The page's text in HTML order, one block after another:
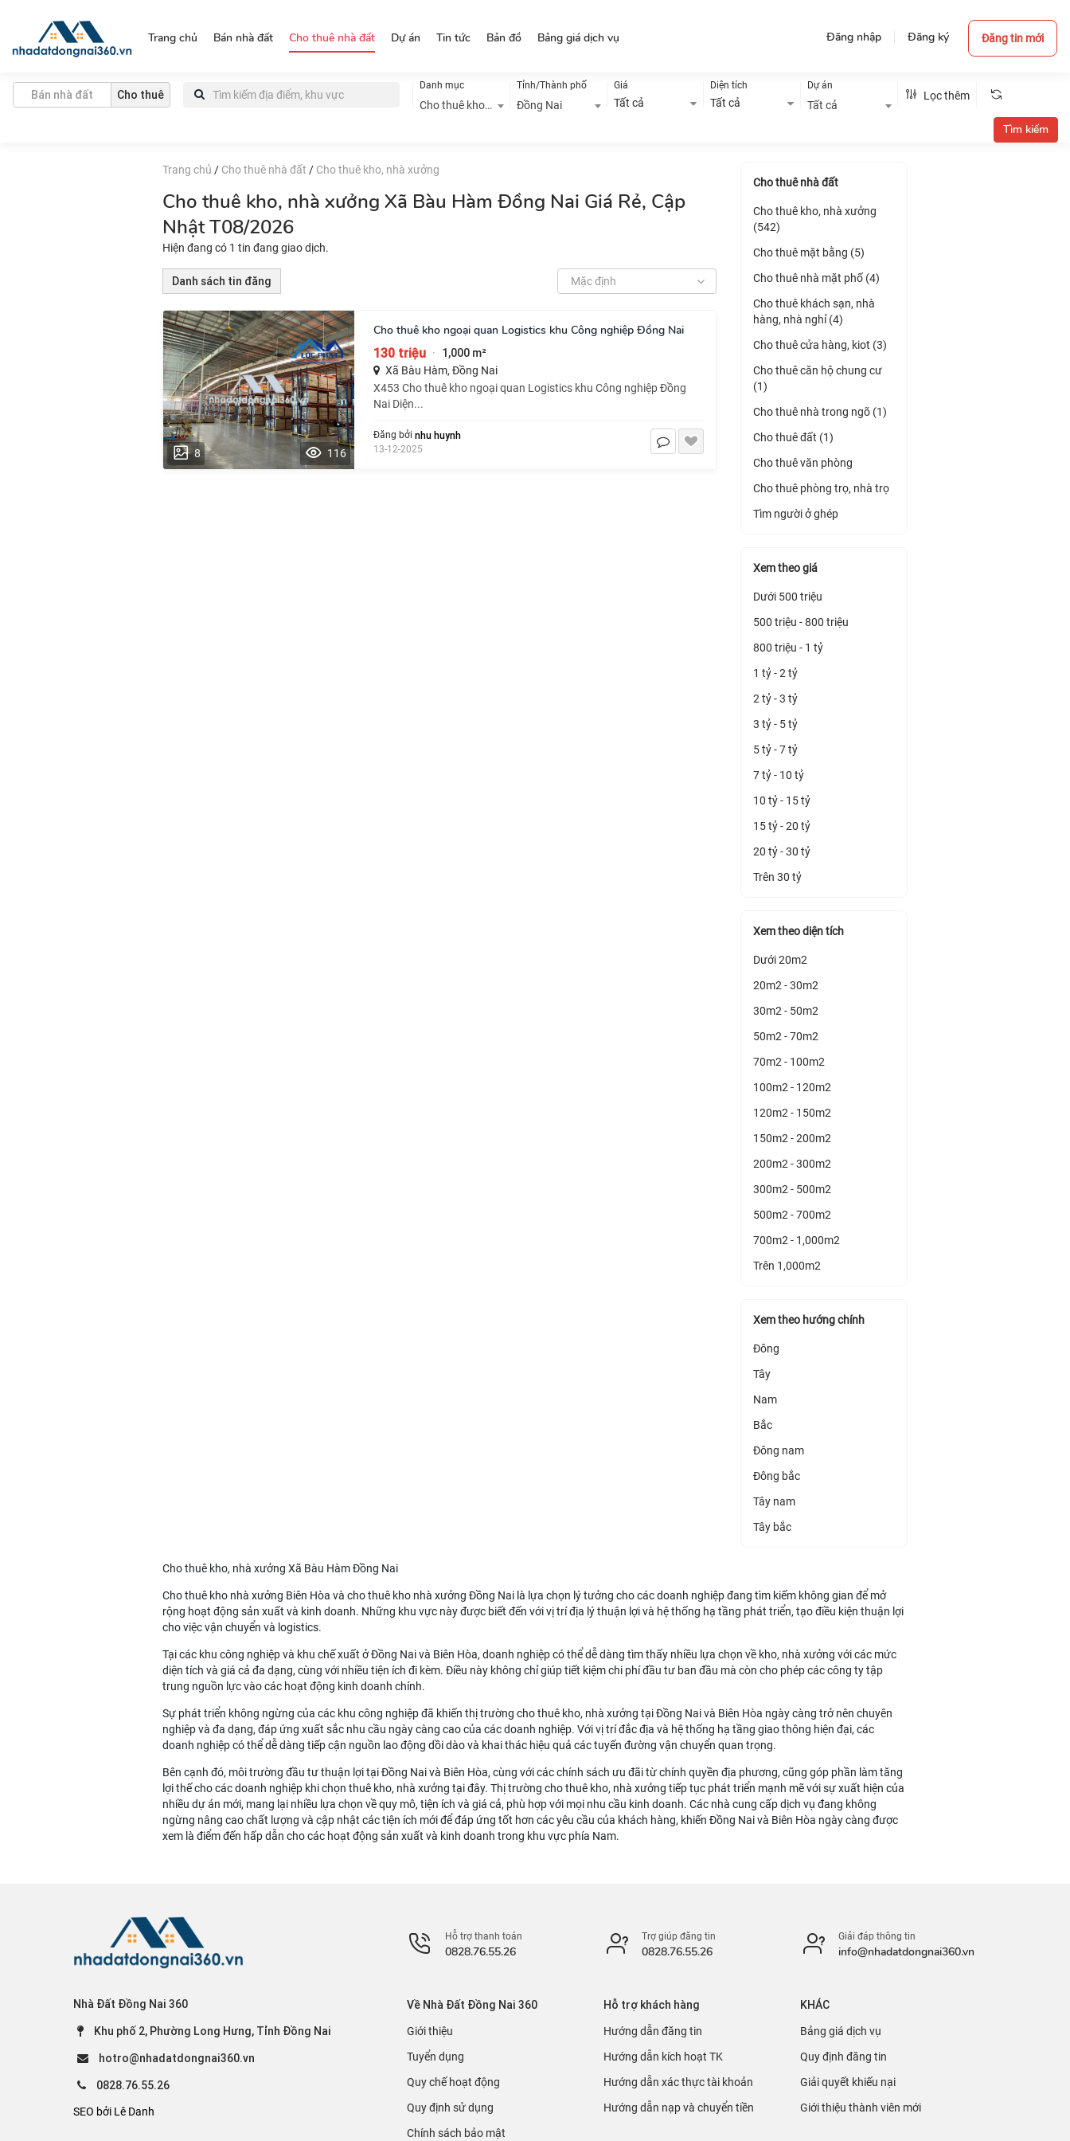
Đăng nhập Đăng ký Đăng tin mới
Trang chủ Bán nhà đất Cho thuê nhà đất Dự án Tin tức Bản đồ Bảng giá dịch vụ
Bán nhà đất Cho thuê
Danh mục
Cho thuê kho, nhà xưởng
Tỉnh/Thành phố
Đồng Nai
Giá
Tất cả
Diện tích
Tất cả
Dự án
Tất cả
Lọc thêm
Trang chủ / Cho thuê nhà đất / Cho thuê kho, nhà xưởng
Cho thuê kho, nhà xưởng Xã Bàu Hàm Đồng Nai Giá Rẻ, Cập
Nhật T08/2026
Hiện đang có 1 tin đang giao dịch.
Danh sách tin đăng Mặc định
8 116
Cho thuê kho ngoại quan Logistics khu Công nghiệp Đồng Nai
130 triệu · 1,000 m²
Xã Bàu Hàm, Đồng Nai
X453 Cho thuê kho ngoại quan Logistics khu Công nghiệp Đồng
Nai Diện...
Đăng bởi nhu huynh
13-12-2025
Cho thuê nhà đất
Cho thuê kho, nhà xưởng
(542)
Cho thuê mặt bằng (5)
Cho thuê nhà mặt phố (4)
Cho thuê khách sạn, nhà
hàng, nhà nghỉ (4)
Cho thuê cửa hàng, kiot (3)
Cho thuê căn hộ chung cư
(1)
Cho thuê nhà trong ngõ (1)
Cho thuê đất (1)
Cho thuê văn phòng
Cho thuê phòng trọ, nhà trọ
Tìm người ở ghép
Xem theo giá
Dưới 500 triệu
500 triệu - 800 triệu
800 triệu - 1 tỷ
1 tỷ - 2 tỷ
2 tỷ - 3 tỷ
3 tỷ - 5 tỷ
5 tỷ - 7 tỷ
7 tỷ - 10 tỷ
10 tỷ - 15 tỷ
15 tỷ - 20 tỷ
20 tỷ - 30 tỷ
Trên 30 tỷ
Xem theo diện tích
Dưới 20m2
20m2 - 30m2
30m2 - 50m2
50m2 - 70m2
70m2 - 100m2
100m2 - 120m2
120m2 - 150m2
150m2 - 200m2
200m2 - 300m2
300m2 - 500m2
500m2 - 700m2
700m2 - 1,000m2
Trên 1,000m2
Xem theo hướng chính
Đông
Tây
Nam
Bắc
Đông nam
Đông bắc
Tây nam
Tây bắc
Cho thuê kho, nhà xưởng Xã Bàu Hàm Đồng Nai
Cho thuê kho nhà xưởng Biên Hòa và cho thuê kho nhà xưởng Đồng Nai là lựa chọn lý tưởng cho các doanh nghiệp đang tìm kiếm không gian để mở
rộng hoạt động sản xuất và kinh doanh. Những khu vực này được biết đến với vị trí địa lý thuận lợi và hệ thống hạ tầng phát triển, tạo điều kiện thuận lợi
cho việc vận chuyển và logistics.
Tại các khu công nghiệp và khu chế xuất ở Đồng Nai và Biên Hòa, doanh nghiệp có thể dễ dàng tìm thấy nhiều lựa chọn về kho, nhà xưởng với các mức
diện tích và giá cả đa dạng, cùng với nhiều tiện ích đi kèm. Điều này không chỉ giúp tiết kiệm chi phí đầu tư ban đầu mà còn cho phép các công ty tập
trung nguồn lực vào các hoạt động kinh doanh chính.
Sự phát triển không ngừng của các khu công nghiệp đã khiến thị trường cho thuê kho, nhà xưởng tại Đồng Nai và Biên Hòa ngày càng trở nên chuyên
nghiệp và đa dạng, đáp ứng xuất sắc nhu cầu ngày càng cao của các doanh nghiệp. Với vị trí đắc địa và hệ thống hạ tầng giao thông hiện đại, các
doanh nghiệp có thể dễ dàng tiếp cận nguồn lao động dồi dào và khai thác hiệu quả các tuyến đường vận chuyển quan trọng.
Bên cạnh đó, môi trường đầu tư thuận lợi tại Đồng Nai và Biên Hòa, cùng với các chính sách ưu đãi từ chính quyền địa phương, cũng góp phần làm tăng
lợi thế cho các doanh nghiệp khi chọn thuê kho, nhà xưởng tại đây. Thị trường cho thuê kho, nhà xưởng tiếp tục phát triển mạnh mẽ với sự xuất hiện của
nhiều dự án mới, mang lại nhiều lựa chọn về quy mô, tiện ích và giá cả, phù hợp với mọi nhu cầu kinh doanh. Các nhà cung cấp dịch vụ đang không
ngừng nâng cao chất lượng và cập nhật các tiện ích mới để đáp ứng tốt hơn các yêu cầu của khách hàng, khiến Đồng Nai và Biên Hòa ngày càng được
xem là điểm đến hấp dẫn cho các hoạt động sản xuất và kinh doanh trong khu vực phía Nam.
Nhà Đất Đồng Nai 360
Khu phố 2, Phường Long Hưng, Tỉnh Đồng Nai
hotro@nhadatdongnai360.vn
0828.76.55.26
SEO bởi Lê Danh
Hỗ trợ thanh toán
0828.76.55.26
Trợ giúp đăng tin
0828.76.55.26
Giải đáp thông tin
info@nhadatdongnai360.vn
Về Nhà Đất Đồng Nai 360
Giới thiệu
Tuyển dụng
Quy chế hoạt động
Quy định sử dụng
Chính sách bảo mật
Hỗ trợ khách hàng
Hướng dẫn đăng tin
Hướng dẫn kích hoạt TK
Hướng dẫn xác thực tài khoản
Hướng dẫn nạp và chuyển tiền
KHÁC
Bảng giá dịch vụ
Quy định đăng tin
Giải quyết khiếu nại
Giới thiệu thành viên mới